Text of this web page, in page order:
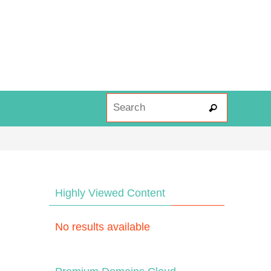
Search
Highly Viewed Content
No results available